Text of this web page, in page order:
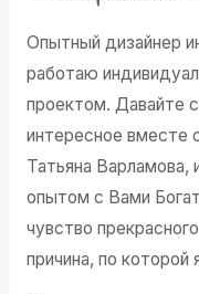
решений
Опытный дизайнер
работаю
проектом. Давайте
интересное вместе
Татьяна
опытом с Вами
чувство
причина, по которой